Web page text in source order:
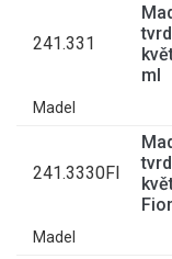
241.331
ml
Madel
241.3330FI
Madel